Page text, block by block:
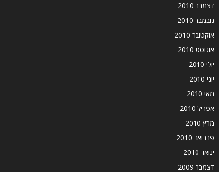
דצמבר 2010
נובמבר 2010
אוקטובר 2010
אוגוסט 2010
יולי 2010
יוני 2010
מאי 2010
אפריל 2010
מרץ 2010
פברואר 2010
ינואר 2010
דצמבר 2009